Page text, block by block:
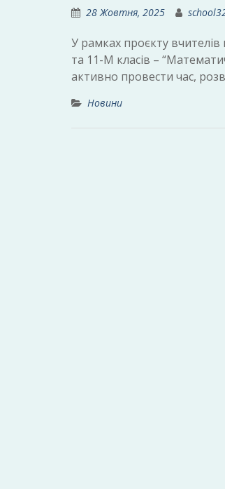
28 Жовтня, 2025
У рамках проєкту вчителів
та 11-М класів –
активно провести час,
Новини